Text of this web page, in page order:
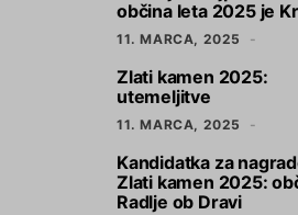
občina leta 2025 je
11. MARCA, 2025
Zlati kamen 2025:
utemeljitve
11. MARCA, 2025
Kandidatka za
Zlati kamen 2025:
Radlje ob Dravi